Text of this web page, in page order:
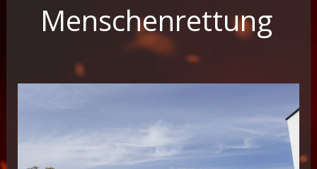
Menschenrettung